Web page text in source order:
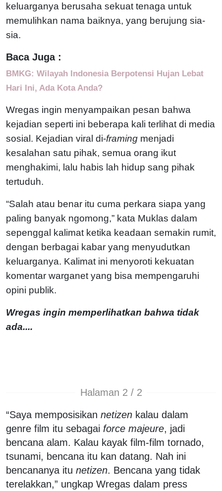
keluarganya berusaha sekuat tenaga untuk
memulihkan nama baiknya, yang berujung sia-
sia.
Baca Juga :
BMKG: Wilayah Indonesia Berpotensi Hujan Lebat
Hari Ini, Ada Kota Anda?
Wregas ingin menyampaikan pesan bahwa
kejadian seperti ini beberapa kali terlihat di media
sosial. Kejadian viral di-framing menjadi
kesalahan satu pihak, semua orang ikut
menghakimi, lalu habis lah hidup sang pihak
tertuduh.
“Salah atau benar itu cuma perkara siapa yang
paling banyak ngomong,” kata Muklas dalam
sepenggal kalimat ketika keadaan semakin rumit,
dengan berbagai kabar yang menyudutkan
keluarganya. Kalimat ini menyoroti kekuatan
komentar warganet yang bisa mempengaruhi
opini publik.
Wregas ingin memperlihatkan bahwa tidak
ada....
Halaman 2 / 2
“Saya memposisikan netizen kalau dalam
genre film itu sebagai force majeure, jadi
bencana alam. Kalau kayak film-film tornado,
tsunami, bencana itu kan datang. Nah ini
bencananya itu netizen. Bencana yang tidak
terelakkan,” ungkap Wregas dalam press